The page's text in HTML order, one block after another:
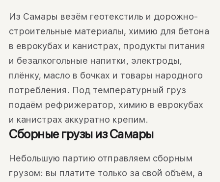
Из Самары везём геотекстиль и дорожно-
строительные материалы, химию для бетона
в еврокубах и канистрах, продукты питания
и безалкогольные напитки, электроды,
плёнку, масло в бочках и товары народного
потребления. Под температурный груз
подаём рефрижератор, химию в еврокубах
и канистрах аккуратно крепим.
Сборные грузы из Самары
Небольшую партию отправляем сборным
грузом: вы платите только за свой объём, а